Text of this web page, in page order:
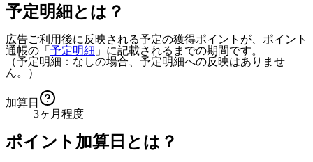
予定明細とは？
広告ご利用後に反映される予定の獲得ポイントが、ポイント
通帳の「 予定明細 」に記載されるまでの期間です。
（予定明細：なしの場合、予定明細への反映はありませ
ん。）
加算日
3ヶ月程度
ポイント加算日とは？